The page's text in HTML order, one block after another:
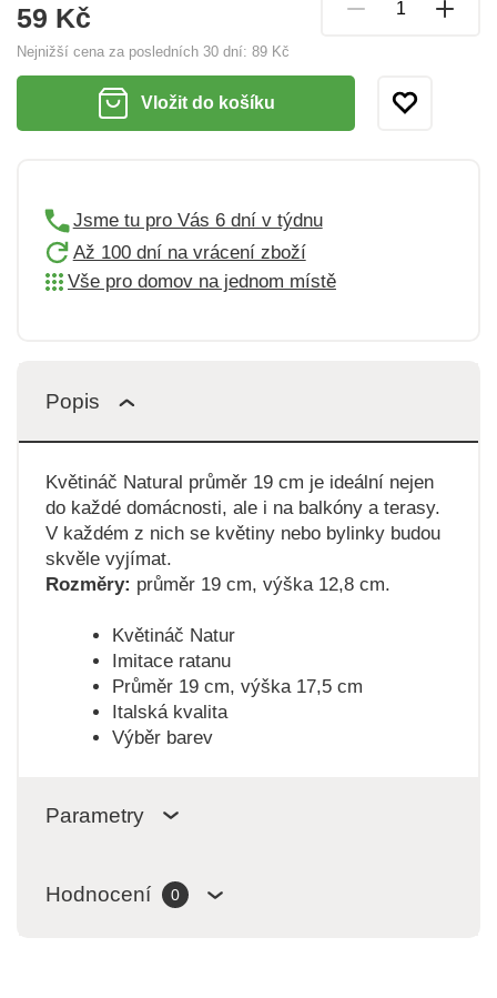
59 Kč
Nejnižší cena za posledních 30 dní: 89 Kč
Vložit do košíku
Jsme tu pro Vás 6 dní v týdnu
Až 100 dní na vrácení zboží
Vše pro domov na jednom místě
Popis
Květináč Natural průměr 19 cm je ideální nejen
do každé domácnosti, ale i na balkóny a terasy.
V každém z nich se květiny nebo bylinky budou
skvěle vyjímat.
Rozměry: průměr 19 cm, výška 12,8 cm.
Květináč Natur
Imitace ratanu
Průměr 19 cm, výška 17,5 cm
Italská kvalita
Výběr barev
Parametry
Hodnocení 0